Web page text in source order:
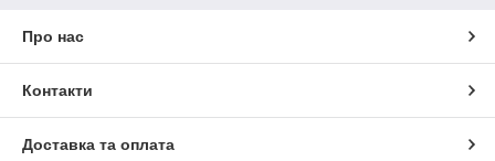
Про нас
Контакти
Доставка та оплата